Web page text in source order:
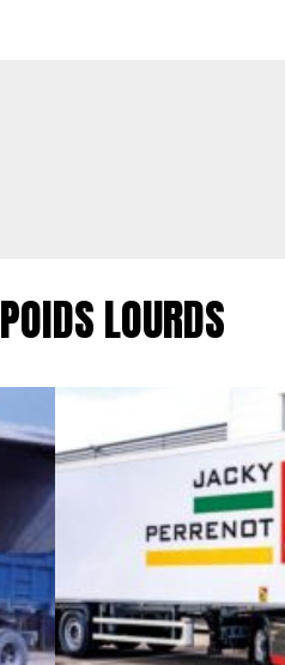
POIDS LOURDS